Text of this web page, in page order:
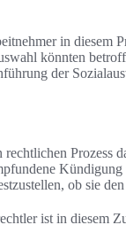
in diesem
könnten
der
Prozess
ob sie
ist in diesem